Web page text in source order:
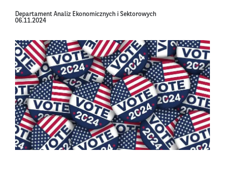
Departament Analiz Ekonomicznych i Sektorowych
06.11.2024